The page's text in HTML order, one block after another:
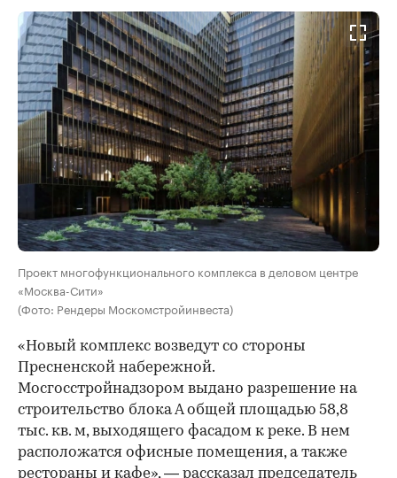
Проект многофункционального комплекса в деловом центре
«Москва-Сити»
(Фото: Рендеры Москомстройинвеста)
«Новый комплекс возведут со стороны
Пресненской набережной.
Мосгосстройнадзором выдано разрешение на
строительство блока А общей площадью 58,8
тыс. кв. м, выходящего фасадом к реке. В нем
расположатся офисные помещения, а также
рестораны и кафе», — рассказал председатель